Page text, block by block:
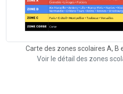
Carte des zones scolaires A, B
Voir le détail des zones